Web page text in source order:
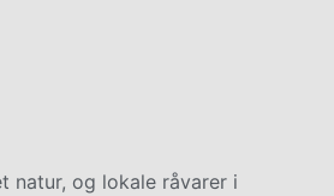
natur, og lokale råvarer i